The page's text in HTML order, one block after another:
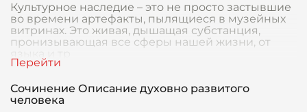
Культурное наследие – это не просто застывшие
во времени артефакты, пылящиеся в музейных
витринах. Это живая, дышащая субстанция,
пронизывающая все сферы нашей жизни, от
Сочинение Описание духовно развитого
человека